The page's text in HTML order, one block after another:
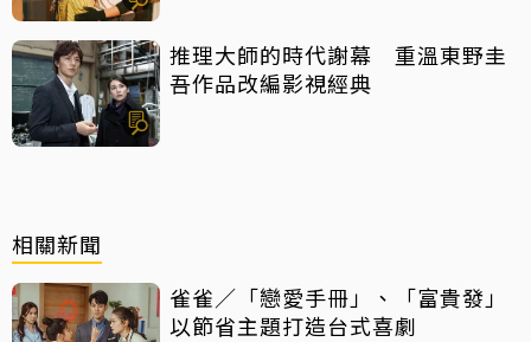
推理大師的時代謝幕 重溫東野圭
吾作品改編影視經典
相關新聞
雀雀／「戀愛手冊」、「富貴發」
以節省主題打造台式喜劇